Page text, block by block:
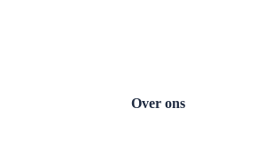
Over ons